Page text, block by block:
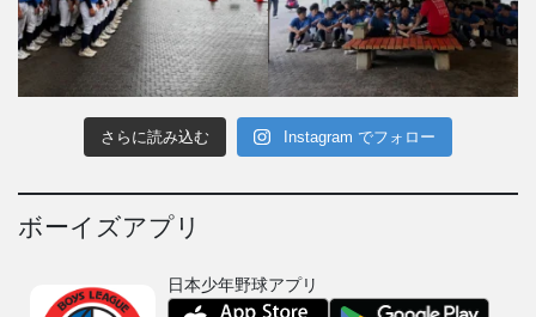
さらに読み込む Instagram でフォロー
ボーイズアプリ
日本少年野球アプリ